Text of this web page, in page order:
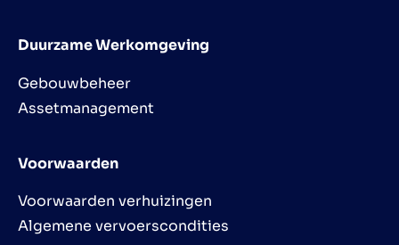
Duurzame Werkomgeving
Gebouwbeheer
Assetmanagement
Voorwaarden
Voorwaarden verhuizingen
Algemene vervoerscondities